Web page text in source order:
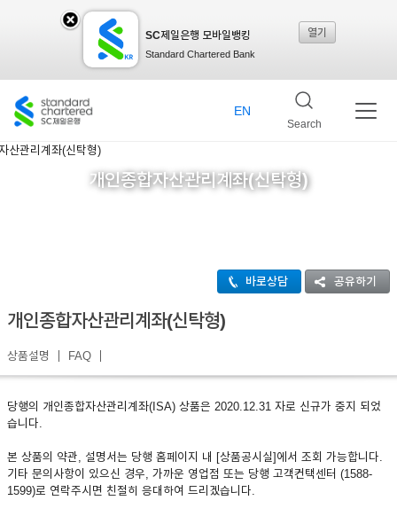
SC제일은행 모바일뱅킹
Standard Chartered Bank
열기
제일
킹레
창 닫
Search
EN
개인종합자산관리계좌(신탁형)
바로상담 공유하기
개인종합자산관리계좌(신탁형)
상품설명 FAQ
당행의 개인종합자산관리계좌(ISA) 상품은 2020.12.31 자로 신규가 중지 되었
습니다.
본 상품의 약관, 설명서는 당행 홈페이지 내 [상품공시실]에서 조회 가능합니다.
기타 문의사항이 있으신 경우, 가까운 영업점 또는 당행 고객컨택센터 (1588-
1599)로 연락주시면 친절히 응대하여 드리겠습니다.